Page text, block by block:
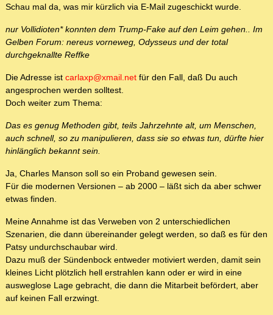
Schau mal da, was mir kürzlich via E-Mail zugeschickt wurde.
nur Vollidioten* konnten dem Trump-Fake auf den Leim gehen.. Im
Gelben Forum: nereus vorneweg, Odysseus und der total
durchgeknallte Reffke
Die Adresse ist carlaxp@xmail.net für den Fall, daß Du auch
angesprochen werden solltest.
Doch weiter zum Thema:
Das es genug Methoden gibt, teils Jahrzehnte alt, um Menschen,
auch schnell, so zu manipulieren, dass sie so etwas tun, dürfte hier
hinlänglich bekannt sein.
Ja, Charles Manson soll so ein Proband gewesen sein.
Für die modernen Versionen – ab 2000 – läßt sich da aber schwer
etwas finden.
Meine Annahme ist das Verweben von 2 unterschiedlichen
Szenarien, die dann übereinander gelegt werden, so daß es für den
Patsy undurchschaubar wird.
Dazu muß der Sündenbock entweder motiviert werden, damit sein
kleines Licht plötzlich hell erstrahlen kann oder er wird in eine
ausweglose Lage gebracht, die dann die Mitarbeit befördert, aber
auf keinen Fall erzwingt.